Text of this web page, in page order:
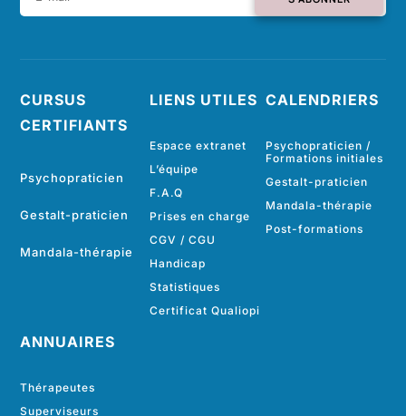
CURSUS
CERTIFIANTS
Psychopraticien
Gestalt-praticien
Mandala-thérapie
ANNUAIRES
Thérapeutes
Superviseurs
LIENS UTILES
Espace extranet
L’équipe
F.A.Q
Prises en charge
CGV / CGU
Handicap
Statistiques
Certificat Qualiopi
CALENDRIERS
Psychopraticien /
Formations initiales
Gestalt-praticien
Mandala-thérapie
Post-formations